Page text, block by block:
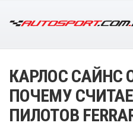
КАРЛОС САЙНС
ПОЧЕМУ
ПИЛОТОВ